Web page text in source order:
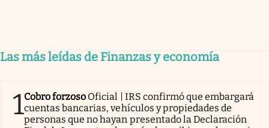
Las más leídas de Finanzas y economía
1Cobro forzoso Oficial | IRS confirmó que embargará
cuentas bancarias, vehículos y propiedades de
personas que no hayan presentado la Declaración